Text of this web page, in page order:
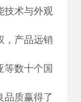
技术与外观
，产品远销
等数十个国
品质赢得了